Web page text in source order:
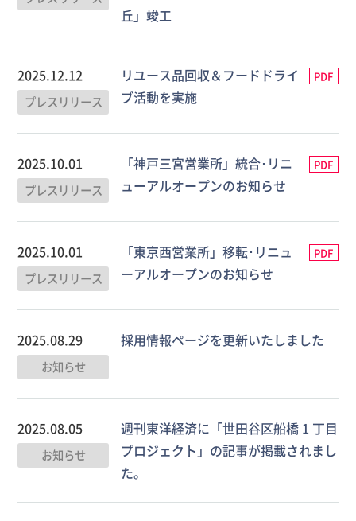
丘」竣工
2025.12.12
プレスリリース
リユース品回収＆フードドライ
ブ活動を実施
PDF
2025.10.01
プレスリリース
「神戸三宮営業所」統合･リニ
ューアルオープンのお知らせ
PDF
2025.10.01
プレスリリース
「東京西営業所」移転･リニュ
ーアルオープンのお知らせ
PDF
2025.08.29
お知らせ
採用情報ページを更新いたしました
2025.08.05
お知らせ
週刊東洋経済に「世田谷区船橋 1 丁目
プロジェクト」の記事が掲載されまし
た。